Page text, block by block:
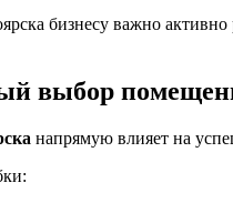
бизнесу важно активно
выбор
напрямую влияет на